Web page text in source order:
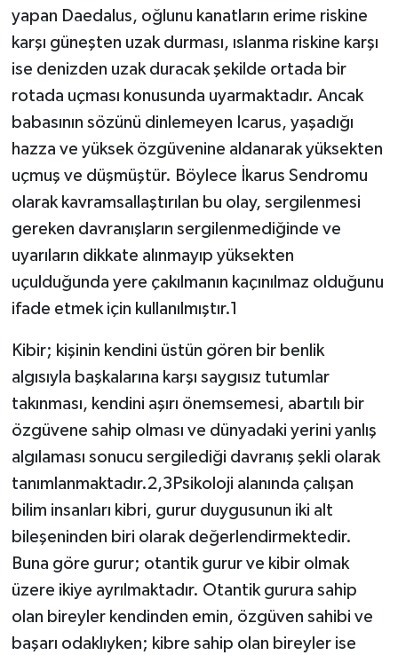
yapan Daedalus, oğlunu kanatların erime riskine
karşı güneşten uzak durması, ıslanma riskine karşı
ise denizden uzak duracak şekilde ortada bir
rotada uçması konusunda uyarmaktadır. Ancak
babasının sözünü dinlemeyen Icarus, yaşadığı
hazza ve yüksek özgüvenine aldanarak yüksekten
uçmuş ve düşmüştür. Böylece İkarus Sendromu
olarak kavramsallaştırılan bu olay, sergilenmesi
gereken davranışların sergilenmediğinde ve
uyarıların dikkate alınmayıp yüksekten
uçulduğunda yere çakılmanın kaçınılmaz olduğunu
ifade etmek için kullanılmıştır.1
Kibir; kişinin kendini üstün gören bir benlik
algısıyla başkalarına karşı saygısız tutumlar
takınması, kendini aşırı önemsemesi, abartılı bir
özgüvene sahip olması ve dünyadaki yerini yanlış
algılaması sonucu sergilediği davranış şekli olarak
tanımlanmaktadır.2,3Psikoloji alanında çalışan
bilim insanları kibri, gurur duygusunun iki alt
bileşeninden biri olarak değerlendirmektedir.
Buna göre gurur; otantik gurur ve kibir olmak
üzere ikiye ayrılmaktadır. Otantik gurura sahip
olan bireyler kendinden emin, özgüven sahibi ve
başarı odaklıyken; kibre sahip olan bireyler ise